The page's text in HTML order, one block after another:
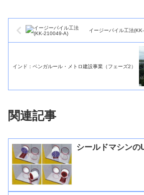
イージーパイル工法
インド：ベンガルール・メトロ建設事業（フェーズ2）
関連記事
シールドマシンの